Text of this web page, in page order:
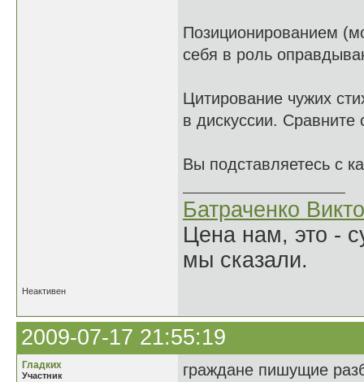
Позиционированием
себя в роль
Цитирование чужих
в дискуссии.
Вы подставляетесь с
Батраченко
Цена нам, это -
мы сказали.
Неактивен
2009-07-17 21:55:19
Гладких
Участник
граждане пишущие